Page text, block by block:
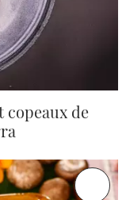
copeaux de